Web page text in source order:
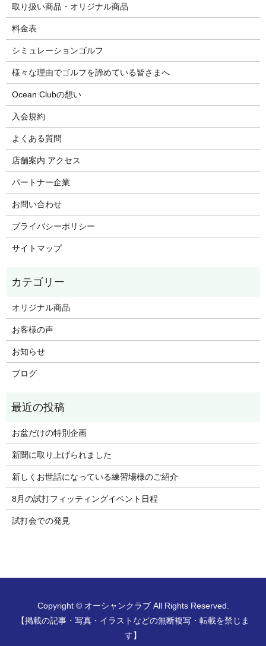
取り扱い商品・オリジナル商品
料金表
シミュレーションゴルフ
様々な理由でゴルフを諦めている皆さまへ
Ocean Clubの想い
入会規約
よくある質問
店舗案内 アクセス
パートナー企業
お問い合わせ
プライバシーポリシー
サイトマップ
オリジナル商品
お客様の声
お知らせ
ブログ
お盆だけの特別企画
新聞に取り上げられました
新しくお世話になっている練習場様のご紹介
8月の試打フィッティングイベント日程
試打会での発見
Copyright © オーシャンクラブ All Rights Reserved.
【掲載の記事・写真・イラストなどの無断複写・転載を禁じま
す】